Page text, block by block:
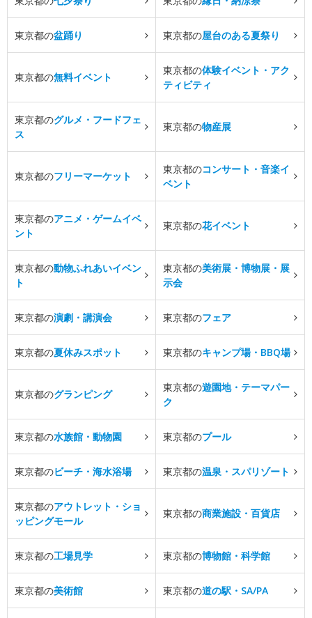
東京都の盆踊り 東京都の屋台のある夏祭り
東京都の無料イベント
東京都の体験イベント・アク
ティビティ
東京都のグルメ・フードフェ
ス
東京都の物産展
東京都のフリーマーケット
東京都のコンサート・音楽イ
ベント
東京都のアニメ・ゲームイベ
ント
東京都の花イベント
東京都の動物ふれあいイベン
ト
東京都の美術展・博物展・展
示会
東京都の演劇・講演会 東京都のフェア
東京都の夏休みスポット 東京都のキャンプ場・BBQ場
東京都のグランピング
東京都の遊園地・テーマパー
ク
東京都の水族館・動物園 東京都のプール
東京都のビーチ・海水浴場 東京都の温泉・スパリゾート
東京都のアウトレット・ショ
ッピングモール
東京都の商業施設・百貨店
東京都の工場見学 東京都の博物館・科学館
東京都の美術館 東京都の道の駅・SA/PA